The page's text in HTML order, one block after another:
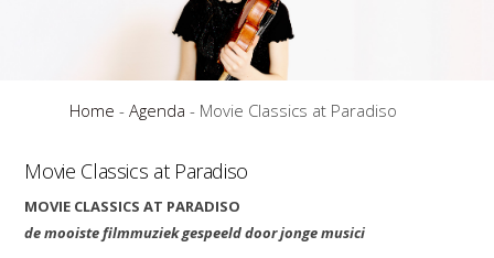
Home - Agenda - Movie Classics at Paradiso
Movie Classics at Paradiso
MOVIE CLASSICS AT PARADISO
de mooiste filmmuziek gespeeld door jonge musici